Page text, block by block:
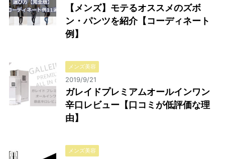
【メンズ】モテるオススメのズボ
ン・パンツを紹介【コーディネート
例】
メンズ美容
2019/9/21
ガレイドプレミアムオールインワン
辛口レビュー【口コミが低評価な理
由】
メンズ美容